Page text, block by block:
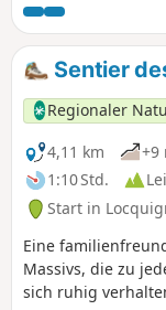
Wege, stillgelegte
bilden diese
keine
den Aufstieg
dem Weg entlang
Sie unter solchen
Sentier
Regionaler
4,11 km
+9
1:10 Std.
Start in
Eine
Massivs, die zu
sich ruhig